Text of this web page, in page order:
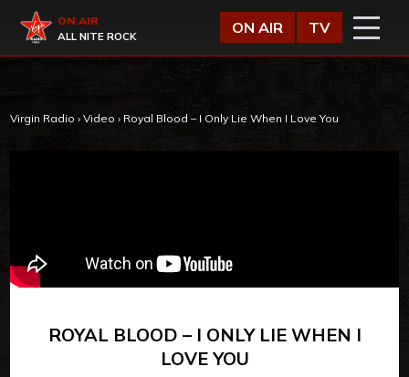
Virgin Radio
ON AIR
ALL NITE ROCK
ON AIR TV
Virgin Radio › Video › Royal Blood – I Only Lie When I Love You
ROYAL BLOOD – I ONLY LIE WHEN I
LOVE YOU